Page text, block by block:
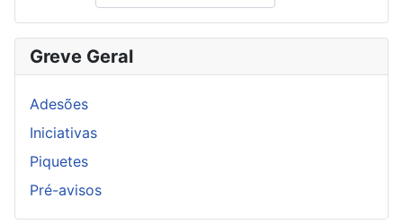
Greve Geral
Adesões
Iniciativas
Piquetes
Pré-avisos